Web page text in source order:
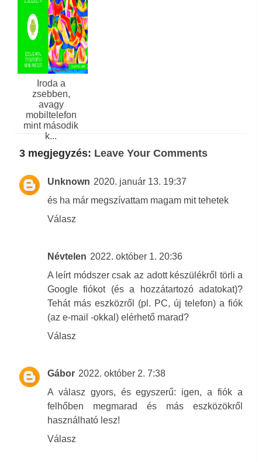
Iroda a
zsebben,
avagy
mobiltelefon
mint második
k...
3 megjegyzés: Leave Your Comments
Unknown 2020. január 13. 19:37
és ha már megszívattam magam mit tehetek
Válasz
Névtelen 2022. október 1. 20:36
A leírt módszer csak az adott készülékről törli a
Google fiókot (és a hozzátartozó adatokat)?
Tehát más eszközről (pl. PC, új telefon) a fiók
(az e-mail -okkal) elérhető marad?
Válasz
Gábor 2022. október 2. 7:38
A válasz gyors, és egyszerű: igen, a fiók a
felhőben megmarad és más eszközökről
használható lesz!
Válasz